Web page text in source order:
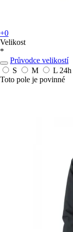
+0
Velikost
*
Průvodce velikostí
S
M L 24h
Toto pole je povinné